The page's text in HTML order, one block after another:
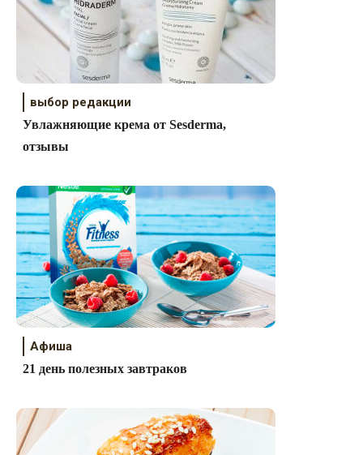
выбор редакции
Увлажняющие крема от Sesderma,
отзывы
Афиша
21 день полезных завтраков